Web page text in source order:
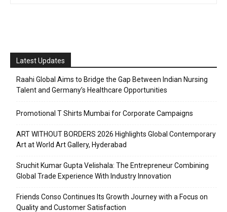
Latest Updates
Raahi Global Aims to Bridge the Gap Between Indian Nursing
Talent and Germany’s Healthcare Opportunities
Promotional T Shirts Mumbai for Corporate Campaigns
ART WITHOUT BORDERS 2026 Highlights Global Contemporary
Art at World Art Gallery, Hyderabad
Sruchit Kumar Gupta Velishala: The Entrepreneur Combining
Global Trade Experience With Industry Innovation
Friends Conso Continues Its Growth Journey with a Focus on
Quality and Customer Satisfaction